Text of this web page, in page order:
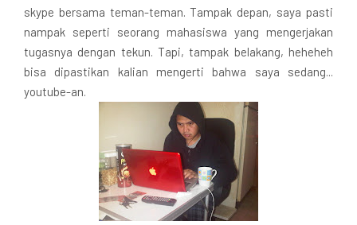
skype bersama teman-teman. Tampak depan, saya pasti
nampak seperti seorang mahasiswa yang mengerjakan
tugasnya dengan tekun. Tapi, tampak belakang, heheheh
bisa dipastikan kalian mengerti bahwa saya sedang...
youtube-an.